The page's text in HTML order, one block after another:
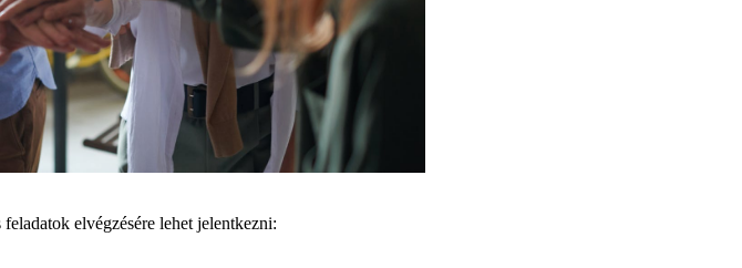
elvégzésére lehet jelentkezni: